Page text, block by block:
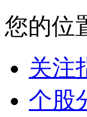
您的位
关注
个股